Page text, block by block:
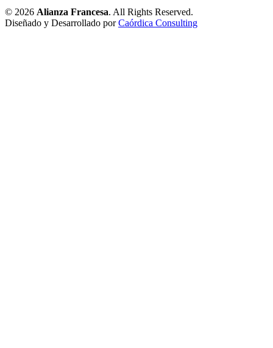
© 2026 Alianza Francesa. All Rights Reserved.
Diseñado y Desarrollado porCaórdica Consulting